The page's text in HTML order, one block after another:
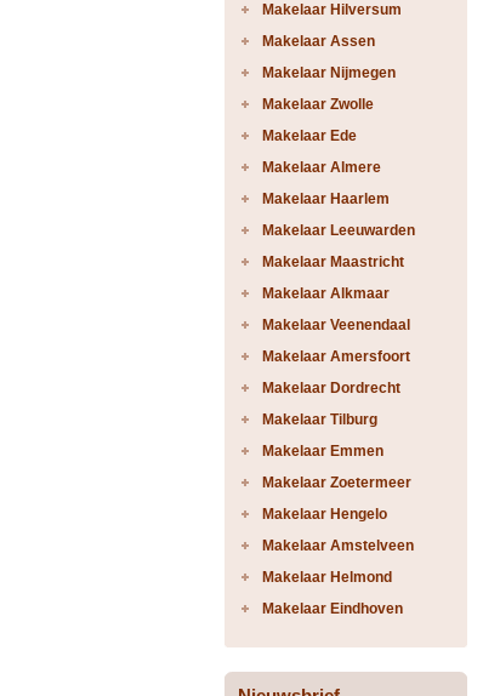
Makelaar Hilversum
Makelaar Assen
Makelaar Nijmegen
Makelaar Zwolle
Makelaar Ede
Makelaar Almere
Makelaar Haarlem
Makelaar Leeuwarden
Makelaar Maastricht
Makelaar Alkmaar
Makelaar Veenendaal
Makelaar Amersfoort
Makelaar Dordrecht
Makelaar Tilburg
Makelaar Emmen
Makelaar Zoetermeer
Makelaar Hengelo
Makelaar Amstelveen
Makelaar Helmond
Makelaar Eindhoven